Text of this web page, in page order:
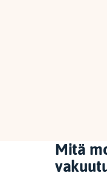
Mitä